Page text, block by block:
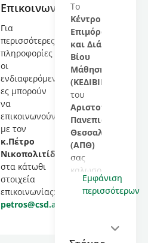
Επικοινωνία
Για
περισσότερες
πληροφορίες
οι
ενδιαφερόμενοι/
ες μπορούν
να
επικοινωνούν
με τον
κ.Πέτρο
Νικοπολιτίδη
στα κάτωθι
στοιχεία
επικοινωνίας:
petros@csd.auth
Το
Κέντρο
Επιμόρφωσης
και Διά
Βίου
Μάθησης
(ΚΕΔΙΒΙΜ)
του
Αριστοτελείου
Πανεπιστημίου
Θεσσαλονίκης
(ΑΠΘ)
σας
καλωσορίζει
στο
εκπαιδευτικό
Εμφάνιση
περισσότερων